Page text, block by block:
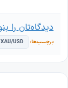
XAU/USD
دیدگاه‌تان را